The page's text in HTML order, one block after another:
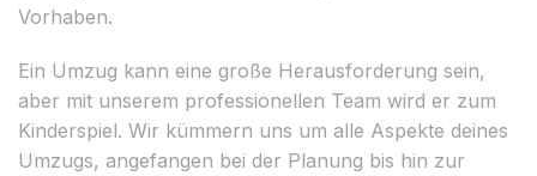
Vorhaben.
Ein Umzug kann eine große Herausforderung sein,
aber mit unserem professionellen Team wird er zum
Kinderspiel. Wir kümmern uns um alle Aspekte deines
Umzugs, angefangen bei der Planung bis hin zur